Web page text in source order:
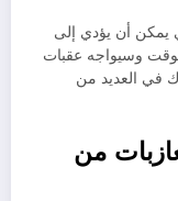
يمكن أن يؤدي إلى
وسيواجه عقبات
في العديد من
من